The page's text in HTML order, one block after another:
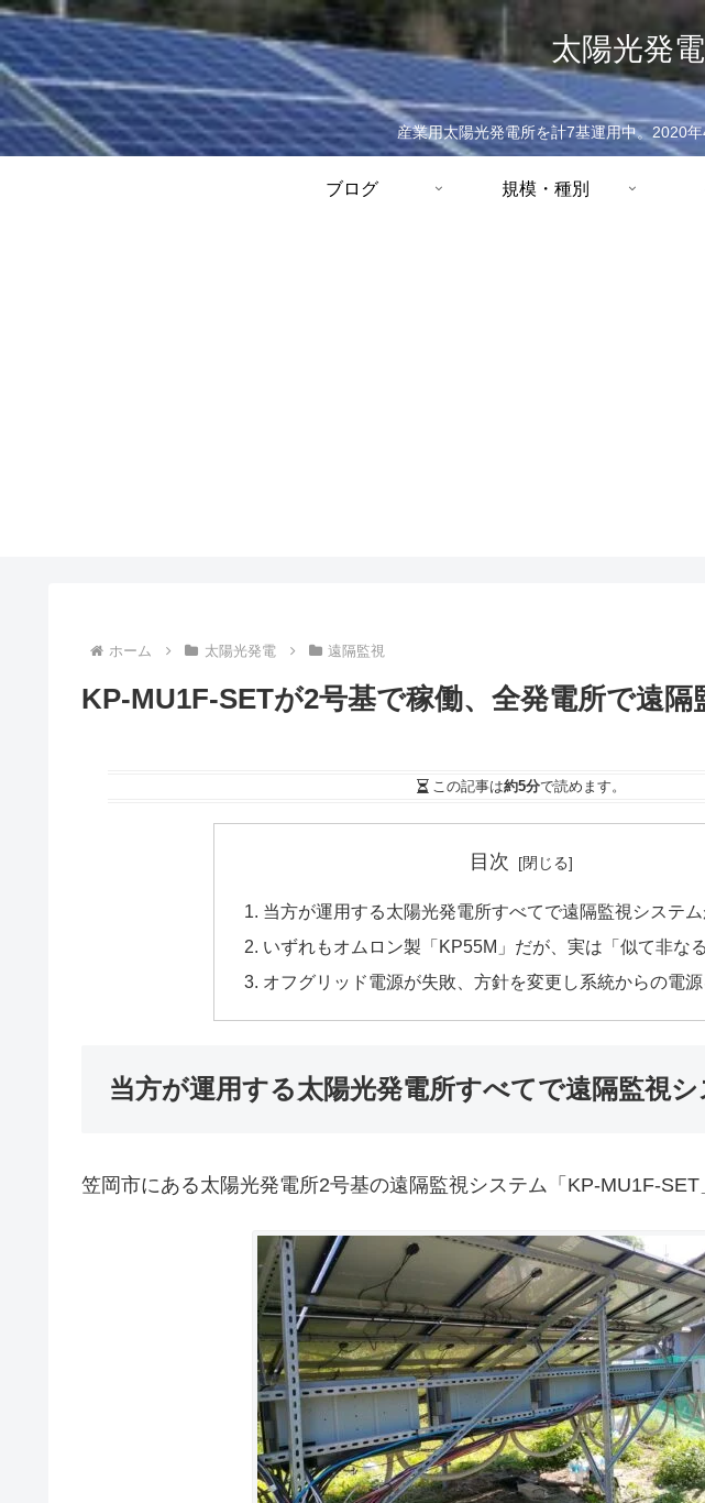
太陽光発
産業用太陽光発電所を計7基運用中。2020
ブログ 規模・種別
ホーム 太陽光発電 遠隔監視
KP-MU1F-SETが2号基で稼働、全発電所で遠
この記事は約5分で読めます。
目次
当方が運用する太陽光発電所すべてで遠隔監視システ
いずれもオムロン製「KP55M」だが、実は「似て非な
オフグリッド電源が失敗、方針を変更し系統からの電
当方が運用する太陽光発電所すべてで遠隔監視
笠岡市にある太陽光発電所2号基の遠隔監視システム「KP-MU1F-SET